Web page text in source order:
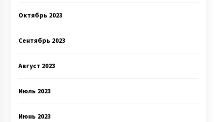
Октябрь 2023
Сентябрь 2023
Август 2023
Июль 2023
Июнь 2023